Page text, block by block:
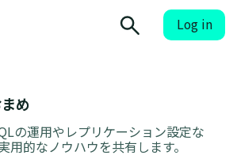
Log in
め
の運用やレプリケーション設定な
用的なノウハウを共有します。